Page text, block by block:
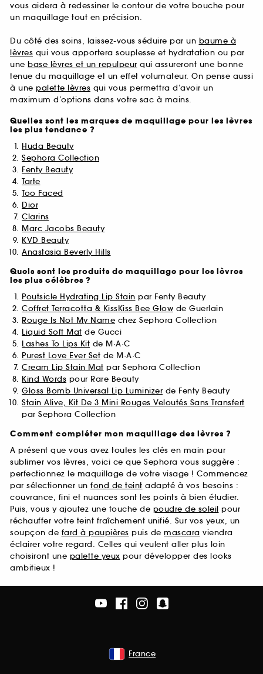
vous aidera à redessiner le contour de votre bouche pour
un maquillage tout en précision.
Du côté des soins, laissez-vous séduire par un baume à
lèvres qui vous apportera souplesse et hydratation ou par
une base lèvres et un repulpeur qui assureront une bonne
tenue du maquillage et un effet volumateur. On pense aussi
à une palette lèvres qui vous permettra d’avoir un
maximum d’options dans votre sac à mains.
Quelles sont les marques de maquillage pour les lèvres
les plus tendance ?
Huda Beauty
Sephora Collection
Fenty Beauty
Tarte
Too Faced
Dior
Clarins
Marc Jacobs Beauty
KVD Beauty
Anastasia Beverly Hills
Quels sont les produits de maquillage pour les lèvres
les plus célèbres ?
Poutsicle Hydrating Lip Stain par Fenty Beauty
Coffret Terracotta & KissKiss Bee Glow de Guerlain
Rouge Is Not My Name chez Sephora Collection
Liquid Soft Mat de Gucci
Lashes To Lips Kit de M·A·C
Purest Love Ever Set de M·A·C
Cream Lip Stain Mat par Sephora Collection
Kind Words pour Rare Beauty
Gloss Bomb Universal Lip Luminizer de Fenty Beauty
Stain Alive, Kit De 3 Mini Rouges Veloutés Sans Transfert
par Sephora Collection
Comment compléter mon maquillage des lèvres ?
A présent que vous avez toutes les clés en main pour
sublimer vos lèvres, voici ce que Sephora vous suggère :
perfectionnez le maquillage de votre visage ! Commencez
par sélectionner un fond de teint adapté à vos besoins :
couvrance, fini et nuances sont les points à bien étudier.
Puis, vous y ajoutez une touche de poudre de soleil pour
réchauffer votre teint fraîchement unifié. Sur vos yeux, un
soupçon de fard à paupières puis de mascara viendra
éclairer votre regard. Celles qui veulent aller plus loin
choisiront une palette yeux pour développer des looks
ambitieux !
France